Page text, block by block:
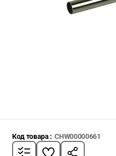
Код товара : CHW00000661